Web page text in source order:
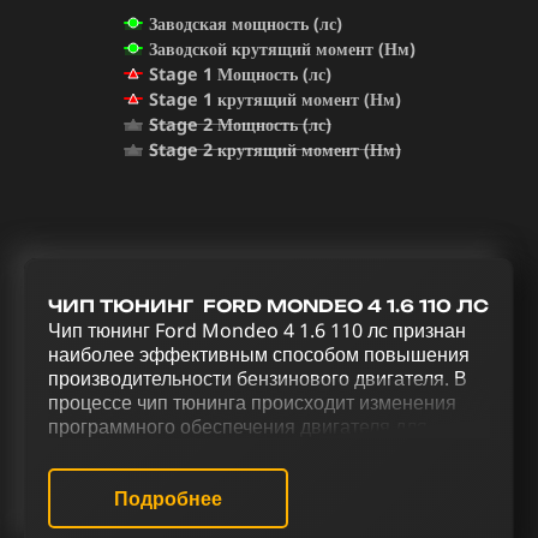
Заводская мощность (лс)
Заводской крутящий момент (Нм)
Stage 1 Мощность (лс)
Stage 1 крутящий момент (Нм)
Stage 2 Мощность (лс)
Stage 2 крутящий момент (Нм)
ЧИП ТЮНИНГ FORD MONDEO 4 1.6 110 ЛС
Чип тюнинг Ford Mondeo 4 1.6 110 лс признан
наиболее эффективным способом повышения
производительности бензинового двигателя. В
процессе чип тюнинга происходит изменения
программного обеспечения двигателя для
производительности и улучшение
управляемости Ford Mondeo 4 1.6 110 лс
достигается благодаря комплексному тюнингу,
Подробнее